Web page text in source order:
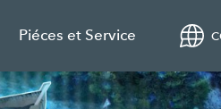
Piéces et Service